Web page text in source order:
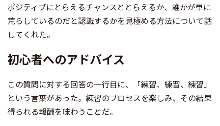
ポジティブにとらえるチャンスととらえるか、誰かが単に
荒らしているのだと認識するかを見極める方法について話
してくれた。
初心者へのアドバイス
この質問に対する回答の一行目に、「練習、練習、練習」
という言葉があった。練習のプロセスを楽しみ、その結果
得られる報酬を味わうことだ。